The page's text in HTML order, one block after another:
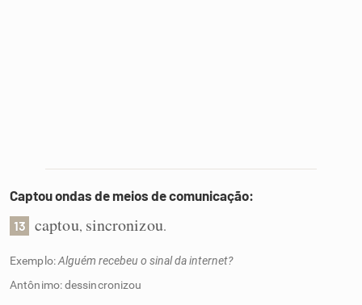
Captou ondas de meios de comunicação:
13 captou, sincronizou.
Exemplo:Alguém recebeu o sinal da internet?
Antônimo: dessincronizou